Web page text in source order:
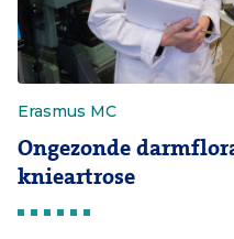
Erasmus MC
Ongezonde
knieartrose